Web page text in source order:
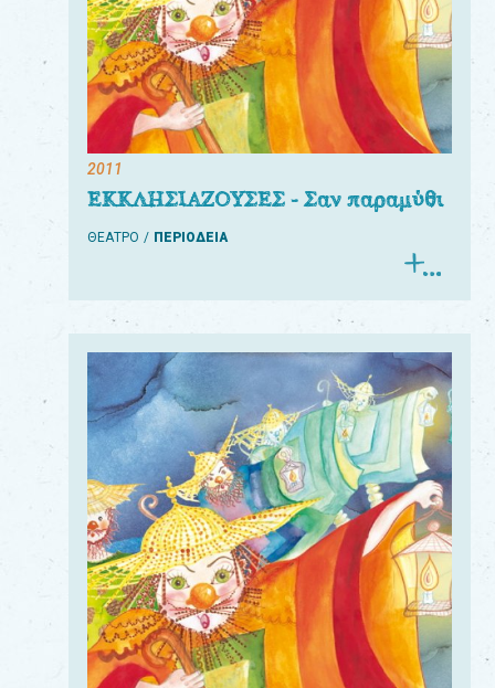
2011
ΕΚΚΛΗΣΙΑΖΟΥΣΕΣ - Σαν παραμύθι
ΘΕΑΤΡΟ ΠΕΡΙΟΔΕΙΑ